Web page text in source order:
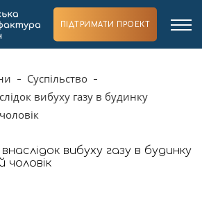
ПІДТРИМАТИ ПРОЕКТ
Суспільство
вибуху газу в будинку